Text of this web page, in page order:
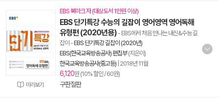
미리보기
EBS 북마크 자 (대상도서 1만원 이상)
EBS 단기특강 수능의 길잡이 영어영역 영어독해
유형편 (2020년용) - EBS에서 처음 만나는 내신&수능 길
잡이 -EBS 단기특강 길잡이 (2020년)
EBS(한국교육방송공사) 편집부(지은이)
한국교육방송공사(중고등) 2018년 11월
6,120원 (10% 할인 / 60원)
구판절판